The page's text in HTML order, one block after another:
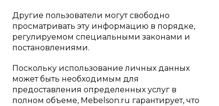
Другие пользователи могут свободно
просматривать эту информацию в порядке,
регулируемом специальными законами и
постановлениями.
Поскольку использование личных данных
может быть необходимым для
предоставления определенных услуг в
полном объеме, Mebelson.ru гарантирует, что